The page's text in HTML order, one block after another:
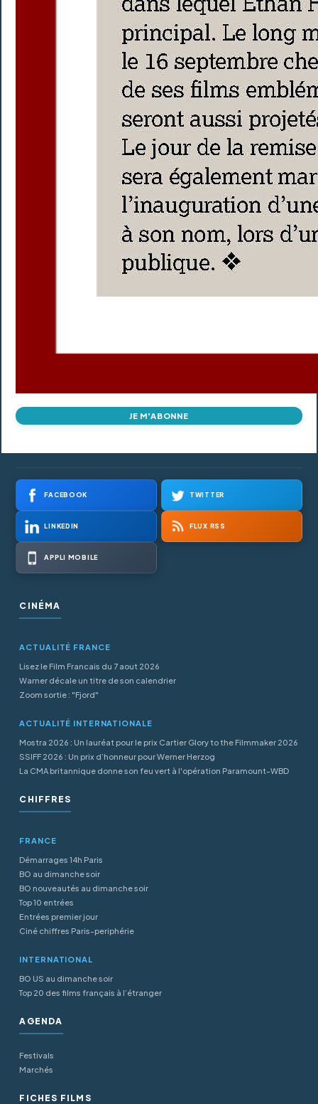
JE M'ABONNE
FACEBOOK TWITTER
LINKEDIN FLUX RSS
APPLI MOBILE
CINÉMA
ACTUALITÉ FRANCE
Lisez le Film Francais du 7 aout 2026
Warner décale un titre de son calendrier
Zoom sortie : "Fjord"
ACTUALITÉ INTERNATIONALE
Mostra 2026 : Un lauréat pour le prix Cartier Glory to the Filmmaker 2026
SSIFF 2026 : Un prix d’honneur pour Werner Herzog
La CMA britannique donne son feu vert à l'opération Paramount-WBD
CHIFFRES
FRANCE
Démarrages 14h Paris
BO au dimanche soir
BO nouveautés au dimanche soir
Top 10 entrées
Entrées premier jour
Ciné chiffres Paris-periphérie
INTERNATIONAL
BO US au dimanche soir
Top 20 des films français à l’étranger
AGENDA
Festivals
Marchés
FICHES FILMS